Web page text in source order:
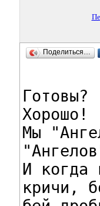
Поделиться…
Готовы?
Хорошо!
Мы
И когда
кричи,